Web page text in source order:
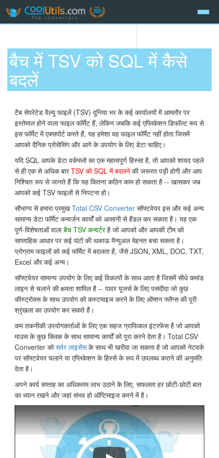
बैच में TSV को SQL में कैसे
बदलें
टैब सेपरेटेड वैल्यू फाइलें (TSV) दुनिया भर के कई कार्यालयों में आमतौर पर
इस्तेमाल होने वाला फाइल फॉर्मेट हैं, लेकिन जबकि कई एप्लिकेशन डिफॉल्ट रूप से
इस फॉर्मेट में एक्सपोर्ट करते हैं, यह हमेशा वह फाइल फॉर्मेट नहीं होता जिसमें
आपको दैनिक प्रोसेसिंग और आगे के उपयोग के लिए डेटा चाहिए।
यदि SQL आपके डेटा वर्कफ्लो का एक महत्वपूर्ण हिस्सा है, तो आपको शायद पहले
से ही एक से अधिक बारTSV को SQL में बदलने की जरूरत पड़ी होगी और आप
निश्चित रूप से जानते हैं कि यह कितना कठिन काम हो सकता है -- खासकर जब
आपको कई TSV फाइलों से निपटना हो।
सौभाग्य से हमारा प्रमुख Total CSV Converter सॉफ्टवेयर इस और कई अन्य
सामान्य डेटा फॉर्मेट कन्वर्जन कार्यों को आसानी से हैंडल कर सकता है। यह एक
पूर्ण-विशेषताओं वालाबैच TSV कन्वर्टरहै जो आपको और आपकी टीम को
साप्ताहिक आधार पर कई घंटों की थकाऊ मैन्युअल मेहनत बचा सकता है।
प्रोग्राम फाइलों को कई फॉर्मेट में बदलता है, जैसे JSON, XML, DOC, TXT,
Excel और कई अन्य।
सॉफ्टवेयर सामान्य उपयोग के लिए कई विकल्पों के साथ आता है जिसमें सीधे कमांड
लाइन से चलाने की क्षमता शामिल है -- पावर यूजर्स के लिए पसंदीदा जो कुछ
कीस्ट्रोक्स के साथ उपयोग को कस्टमाइज करने के लिए ऑप्शन फ्लैग्स की पूरी
श्रृंखला का उपयोग कर सकते हैं।
कम तकनीकी उपयोगकर्ताओं के लिए एक सहज ग्राफिकल इंटरफेस है जो आपको
माउस के कुछ क्लिक के साथ सामान्य कार्यों को पूरा करने देता है। Total CSV
Converter कोसर्वर लाइसेंसके साथ भी खरीदा जा सकता है जो आपको नेटवर्क
पर सॉफ्टवेयर चलाने या एप्लिकेशन के हिस्से के रूप में उपलब्ध कराने की अनुमति
देता है।
अपने कार्य सप्ताह का अधिकतम लाभ उठाने के लिए, सफलता हर छोटी-छोटी बात
का ध्यान रखने और जहां संभव हो ऑप्टिमाइज करने में है।